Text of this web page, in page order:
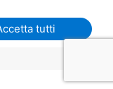
tutti